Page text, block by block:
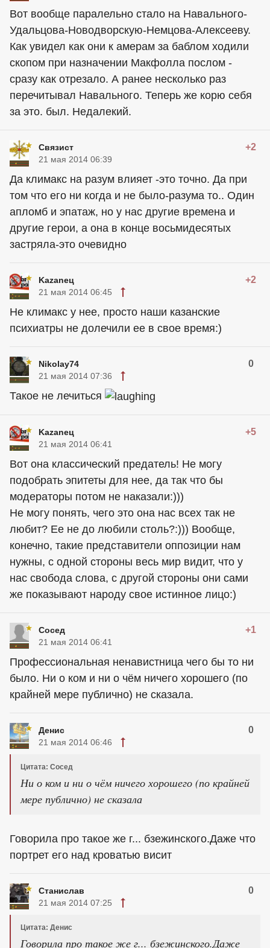
Вот вообще паралельно стало на Навального-
Удальцова-Новодворскую-Немцова-Алексееву.
Как увидел как они к амерам за баблом ходили
скопом при назначении Макфолла послом -
сразу как отрезало. А ранее несколько раз
перечитывал Навального. Теперь же корю себя
за это. был. Недалекий.
Связист +2
21 мая 2014 06:39
Да климакс на разум влияет -это точно. Да при
том что его ни когда и не было-разума то.. Один
апломб и эпатаж, но у нас другие времена и
другие герои, а она в конце восьмидесятых
застряла-это очевидно
Kazaneц +2
21 мая 2014 06:45
Не климакс у нее, просто наши казанские
психиатры не долечили ее в свое время:)
Nikolay74 0
21 мая 2014 07:36
Такое не лечиться
Kazaneц +5
21 мая 2014 06:41
Вот она классический предатель! Не могу
подобрать эпитеты для нее, да так что бы
модераторы потом не наказали:)))
Не могу понять, чего это она нас всех так не
любит? Ее не до любили столь?:))) Вообще,
конечно, такие представители оппозиции нам
нужны, с одной стороны весь мир видит, что у
нас свобода слова, с другой стороны они сами
же показывают народу свое истинное лицо:)
Сосед +1
21 мая 2014 06:41
Профессиональная ненавистница чего бы то ни
было. Ни о ком и ни о чём ничего хорошего (по
крайней мере публично) не сказала.
Денис 0
21 мая 2014 06:46
Цитата: Сосед
Ни о ком и ни о чём ничего хорошего (по крайней
мере публично) не сказала
Говорила про такое же г... бзежинского.Даже что
портрет его над кроватью висит
Станислав 0
21 мая 2014 07:25
Цитата: Денис
Говорила про такое же г... бзежинского.Даже